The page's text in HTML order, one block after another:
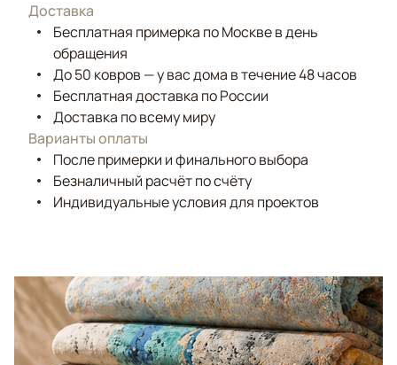
Доставка
Бесплатная примерка по Москве в день
обращения
До 50 ковров — у вас дома в течение 48 часов
Бесплатная доставка по России
Доставка по всему миру
Варианты оплаты
После примерки и финального выбора
Безналичный расчёт по счёту
Индивидуальные условия для проектов